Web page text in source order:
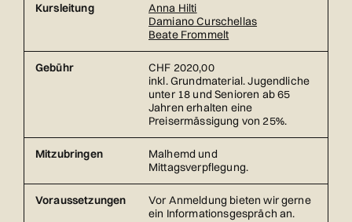
Kursleitung
Anna Hilti
Damiano Curschellas
Beate Frommelt
Gebühr
CHF 2020,00
inkl. Grundmaterial. Jugendliche
unter 18 und Senioren ab 65
Jahren erhalten eine
Preisermässigung von 25%.
Mitzubringen
Malhemd und
Mittagsverpflegung.
Voraussetzungen
Vor Anmeldung bieten wir gerne
ein Informationsgespräch an.